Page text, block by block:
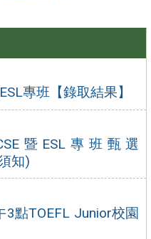
專班【錄取結果】
暨ESL專班甄選
知)
3點TOEFL Junior校園